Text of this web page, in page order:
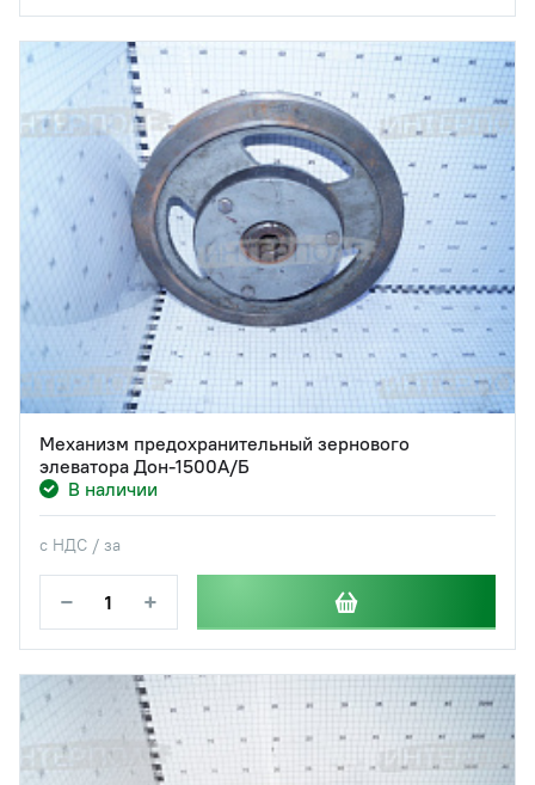
Механизм предохранительный зернового
элеватора Дон-1500А/Б
В наличии
с НДС / за
− +